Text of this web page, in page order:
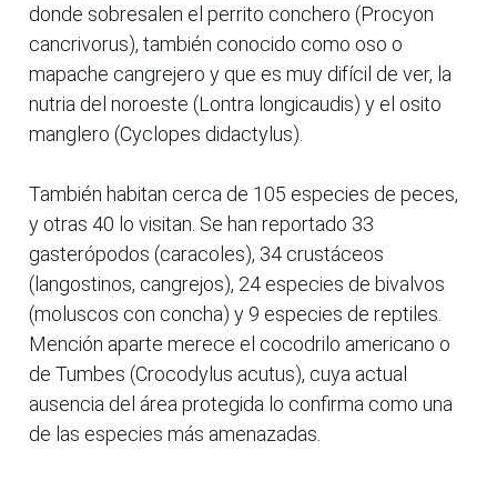
donde sobresalen el perrito conchero (Procyon
cancrivorus), también conocido como oso o
mapache cangrejero y que es muy difícil de ver, la
nutria del noroeste (Lontra longicaudis) y el osito
manglero (Cyclopes didactylus).
También habitan cerca de 105 especies de peces,
y otras 40 lo visitan. Se han reportado 33
gasterópodos (caracoles), 34 crustáceos
(langostinos, cangrejos), 24 especies de bivalvos
(moluscos con concha) y 9 especies de reptiles.
Mención aparte merece el cocodrilo americano o
de Tumbes (Crocodylus acutus), cuya actual
ausencia del área protegida lo confirma como una
de las especies más amenazadas.